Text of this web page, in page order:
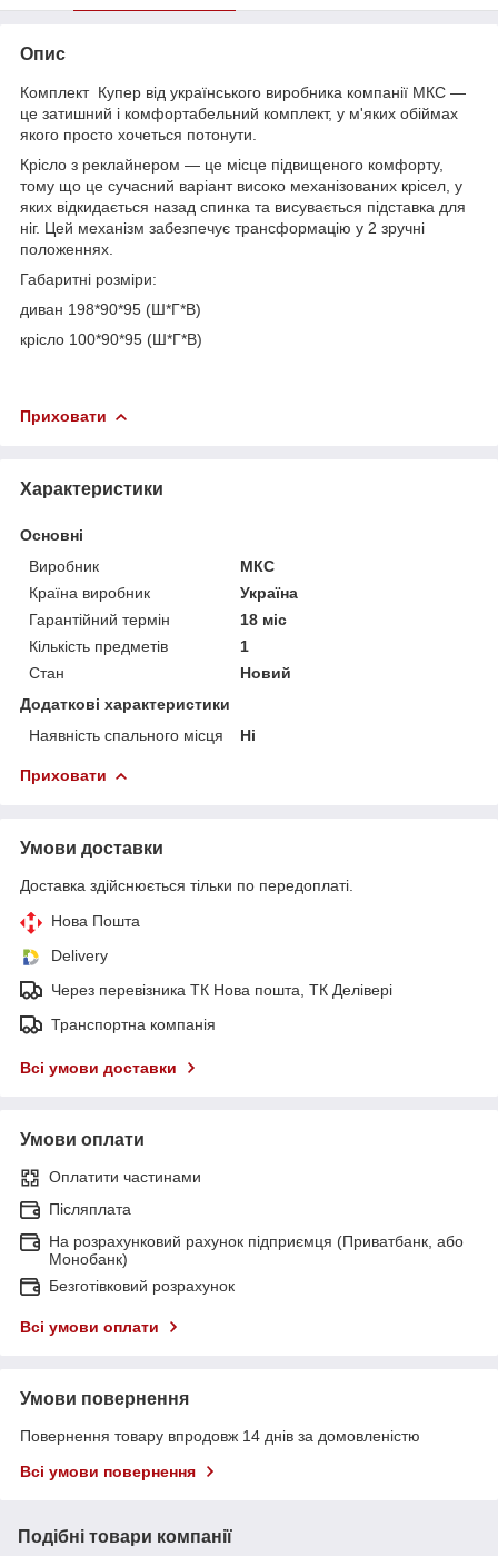
Опис
Комплект Купер від українського виробника компанії МКС —
це затишний і комфортабельний комплект, у м'яких обіймах
якого просто хочеться потонути.
Крісло з реклайнером — це місце підвищеного комфорту,
тому що це сучасний варіант високо механізованих крісел, у
яких відкидається назад спинка та висувається підставка для
ніг. Цей механізм забезпечує трансформацію у 2 зручні
положеннях.
Габаритні розміри:
диван 198*90*95 (Ш*Г*В)
крісло 100*90*95 (Ш*Г*В)
Приховати
Характеристики
Основні
Виробник
МКС
Країна виробник
Україна
Гарантійний термін
18 міс
Кількість предметів
1
Стан
Новий
Додаткові характеристики
Наявність спального місця
Ні
Приховати
Умови доставки
Доставка здійснюється тільки по передоплаті.
Нова Пошта
Delivery
Через перевізника ТК Нова пошта, ТК Делівері
Транспортна компанія
Всі умови доставки
Умови оплати
Оплатити частинами
Післяплата
На розрахунковий рахунок підприємця (Приватбанк, або
Монобанк)
Безготівковий розрахунок
Всі умови оплати
Умови повернення
Повернення товару впродовж 14 днів за домовленістю
Всі умови повернення
Подібні товари компанії